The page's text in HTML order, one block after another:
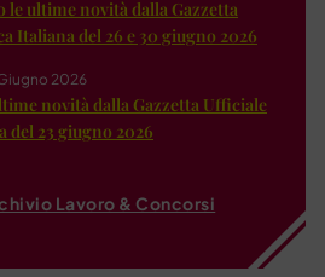
le ultime novità dalla Gazzetta
Italiana del 26 e 30 giugno 2026
2026
novità dalla Gazzetta Ufficiale
del 23 giugno 2026
Lavoro & Concorsi